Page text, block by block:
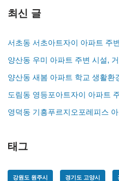
최신 글
서초동 서초아트자이 아파트 주
양산동 우미 아파트 주변 시설,
양산동 새봄 아파트 학교 생활환
도림동 영등포아트자이 아파트
영덕동 기흥푸르지오포레피스
태그
강원도 원주시 경기도 고양시